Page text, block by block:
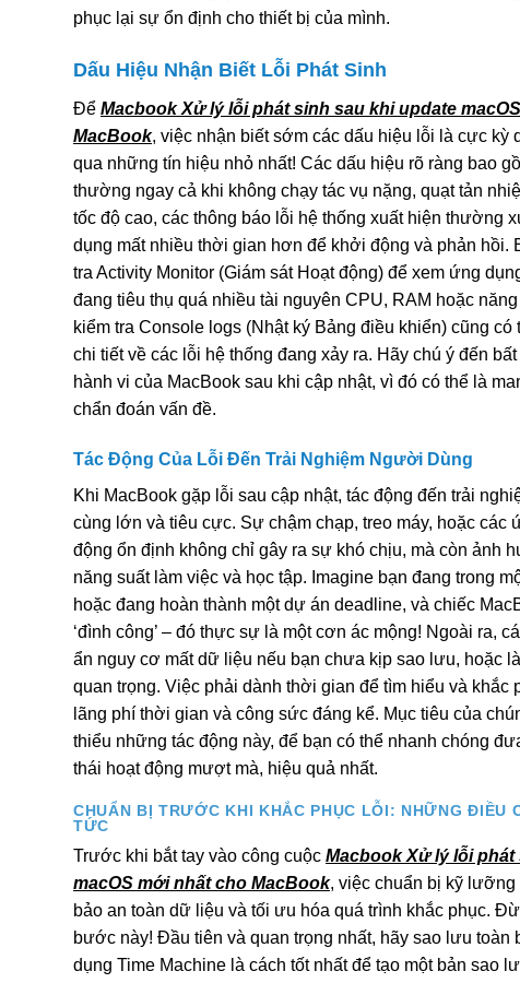
phục lại sự ổn định cho thiết bị của mình.
Dấu Hiệu Nhận Biết Lỗi Phát Sinh
Để Macbook Xử lý lỗi phát sinh sau khi update
MacBook, việc nhận biết sớm các dấu hiệu lỗi là cực kỳ
qua những tín hiệu nhỏ nhất! Các dấu hiệu rõ ràng bao
thường ngay cả khi không chạy tác vụ nặng, quạt tản
tốc độ cao, các thông báo lỗi hệ thống xuất hiện thường
dụng mất nhiều thời gian hơn để khởi động và phản hồi.
tra Activity Monitor (Giám sát Hoạt động) để xem ứng
đang tiêu thụ quá nhiều tài nguyên CPU, RAM hoặc
kiểm tra Console logs (Nhật ký Bảng điều khiển) cũng có
chi tiết về các lỗi hệ thống đang xảy ra. Hãy chú ý đến
hành vi của MacBook sau khi cập nhật, vì đó có thể là
chẩn đoán vấn đề.
Tác Động Của Lỗi Đến Trải Nghiệm Người Dùng
Khi MacBook gặp lỗi sau cập nhật, tác động đến trải
cùng lớn và tiêu cực. Sự chậm chạp, treo máy, hoặc các
động ổn định không chỉ gây ra sự khó chịu, mà còn ảnh
năng suất làm việc và học tập. Imagine bạn đang trong
hoặc đang hoàn thành một dự án deadline, và chiếc
‘đình công’ – đó thực sự là một cơn ác mộng! Ngoài ra,
ẩn nguy cơ mất dữ liệu nếu bạn chưa kịp sao lưu, hoặc
quan trọng. Việc phải dành thời gian để tìm hiểu và khắc
lãng phí thời gian và công sức đáng kể. Mục tiêu của
thiểu những tác động này, để bạn có thể nhanh chóng
thái hoạt động mượt mà, hiệu quả nhất.
CHUẨN BỊ TRƯỚC KHI KHẮC PHỤC LỖI: NHỮNG ĐIỀU
TỨC
Trước khi bắt tay vào công cuộc Macbook Xử lý lỗi
macOS mới nhất cho MacBook, việc chuẩn bị kỹ
bảo an toàn dữ liệu và tối ưu hóa quá trình khắc phục.
bước này! Đầu tiên và quan trọng nhất, hãy sao lưu toàn
dụng Time Machine là cách tốt nhất để tạo một bản sao